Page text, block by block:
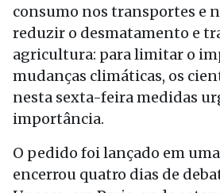
consumo nos transportes e
reduzir o desmatamento e
agricultura: para limitar o
mudanças climáticas, os
nesta sexta-feira medidas
importância.
O pedido foi lançado em
encerrou quatro dias de